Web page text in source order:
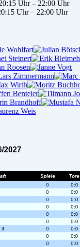
Uhr – 22:00 Uhr
Uhr – 22:00 Uhr
2027
Spiele Tore
0 0:0
0 0:0
0 0:0
0 0:0
0 0:0
0 0:0
II 0 0:0
0 0:0
0 0:0